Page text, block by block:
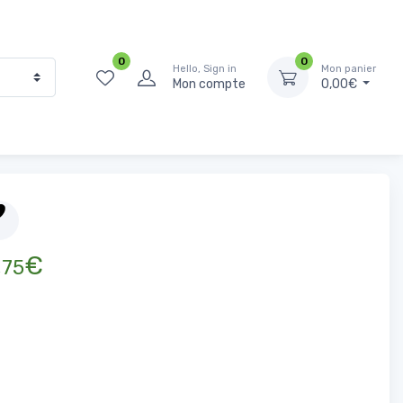
0
Hello, Sign in
Mon compte
0
Mon panier
0,00€
75€